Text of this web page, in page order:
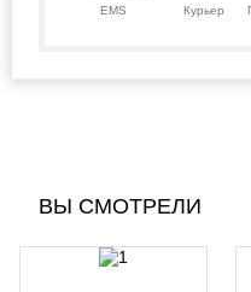
EMS Курьер
ВЫ СМОТРЕЛИ